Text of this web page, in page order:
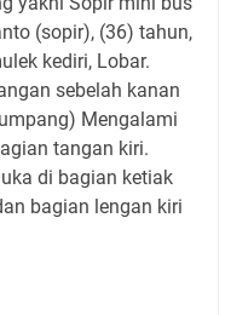
(sopir), (36) tahun,
kediri, Lobar.
sebelah kanan
Mengalami
tangan kiri.
di bagian ketiak
bagian lengan kiri